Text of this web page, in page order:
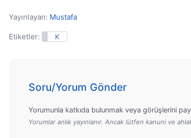
Yayınlayan: Mustafa
Etiketler: K
Soru/Yorum Gönder
Yorumunla katkıda bulunmak veya görüşlerini
Yorumlar anlık yayınlanır. Ancak lütfen kanuni ve